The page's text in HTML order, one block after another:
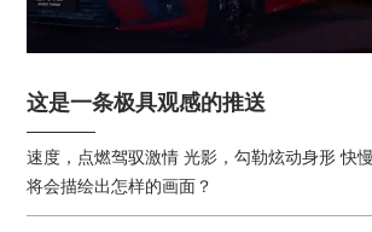
这是一条极具观感的推送
速度，点燃驾驭激情 光影，勾勒炫动身形 快
将会描绘出怎样的画面？